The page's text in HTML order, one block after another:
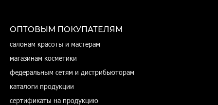
ОПТОВЫМ ПОКУПАТЕЛЯМ
салонам красоты и мастерам
магазинам косметики
федеральным сетям и дистрибьюторам
каталоги продукции
сертификаты на продукцию